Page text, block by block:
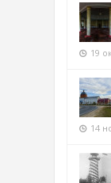
19
14